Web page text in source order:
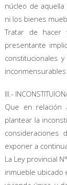
núcleo de
ni los bienes
Tratar de hacer
presentante
constitucionales
inconmensurables
III.-
Que en relación
plantear la
exponer a
La Ley provincial
inmueble ubicado